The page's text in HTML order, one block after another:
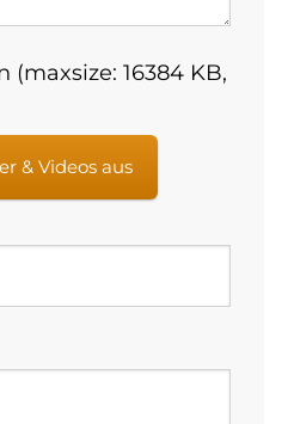
(maxsize: 16384 KB,
& Videos aus